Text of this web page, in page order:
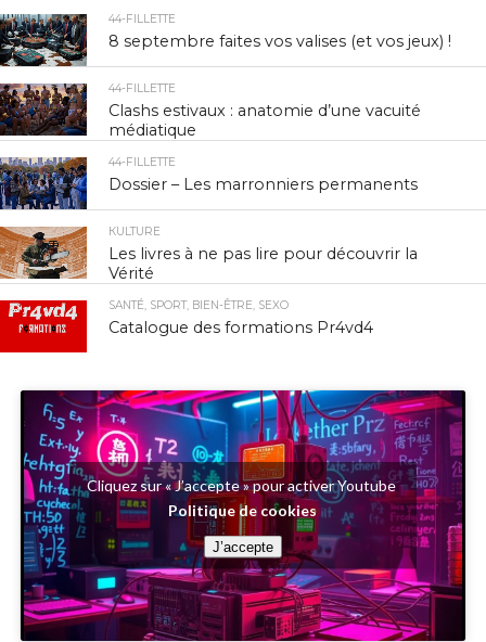
44-FILLETTE
8 septembre faites vos valises (et vos jeux) !
44-FILLETTE
Clashs estivaux : anatomie d’une vacuité
médiatique
44-FILLETTE
Dossier – Les marronniers permanents
КULTURE
Les livres à ne pas lire pour découvrir la
Vérité
SANTÉ, SPORT, BIEN-ÊTRE, SEXO
Catalogue des formations Pr4vd4
Cliquez sur « J’accepte » pour activer Youtube
Politique de cookies
J’accepte